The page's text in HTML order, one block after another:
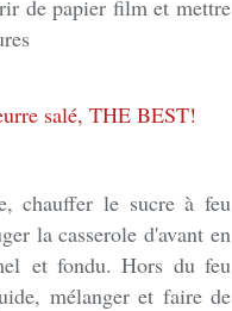
de papier film et mettre
chauffer le sucre à feu
la casserole d'avant en
et fondu. Hors du feu
mélanger et faire de